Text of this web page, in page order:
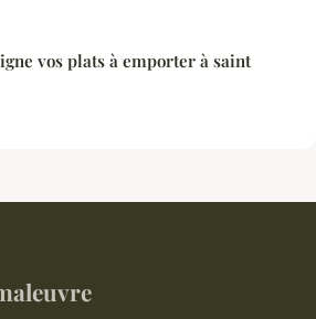
vos plats à emporter à saint